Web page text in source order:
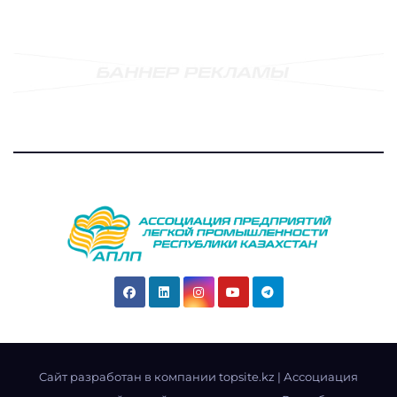
Cайт разработан в компании topsite.kz | Ассоциация